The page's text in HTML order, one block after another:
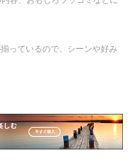
っているので、シーンや好み